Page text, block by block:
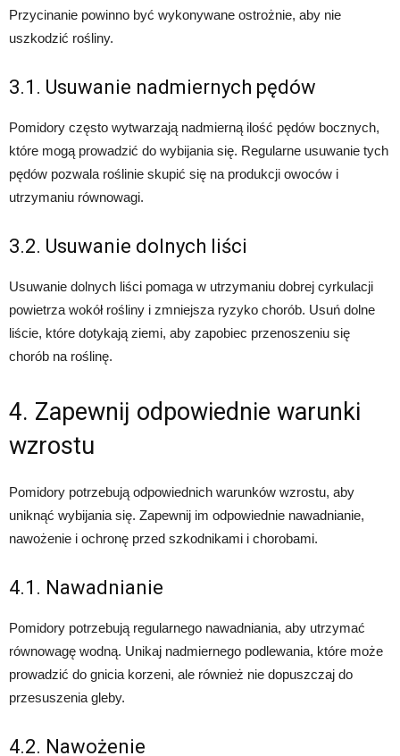
Przycinanie powinno być wykonywane ostrożnie, aby nie
uszkodzić rośliny.
3.1. Usuwanie nadmiernych pędów
Pomidory często wytwarzają nadmierną ilość pędów bocznych,
które mogą prowadzić do wybijania się. Regularne usuwanie tych
pędów pozwala roślinie skupić się na produkcji owoców i
utrzymaniu równowagi.
3.2. Usuwanie dolnych liści
Usuwanie dolnych liści pomaga w utrzymaniu dobrej cyrkulacji
powietrza wokół rośliny i zmniejsza ryzyko chorób. Usuń dolne
liście, które dotykają ziemi, aby zapobiec przenoszeniu się
chorób na roślinę.
4. Zapewnij odpowiednie warunki
wzrostu
Pomidory potrzebują odpowiednich warunków wzrostu, aby
uniknąć wybijania się. Zapewnij im odpowiednie nawadnianie,
nawożenie i ochronę przed szkodnikami i chorobami.
4.1. Nawadnianie
Pomidory potrzebują regularnego nawadniania, aby utrzymać
równowagę wodną. Unikaj nadmiernego podlewania, które może
prowadzić do gnicia korzeni, ale również nie dopuszczaj do
przesuszenia gleby.
4.2. Nawożenie